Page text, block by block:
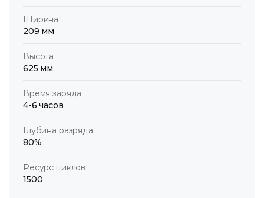
Ширина
209 мм
Высота
625 мм
Время заряда
4-6 часов
Глубина разряда
80%
Ресурс циклов
1500